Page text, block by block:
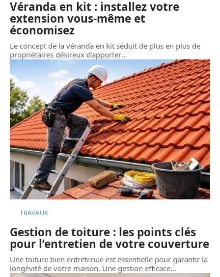
Véranda en kit : installez votre
extension vous-même et
économisez
Le concept de la véranda en kit séduit de plus en plus de
propriétaires désireux d'apporter…
TRAVAUX
Gestion de toiture : les points clés
pour l’entretien de votre couverture
Une toiture bien entretenue est essentielle pour garantir la
longévité de votre maison. Une gestion efficace…